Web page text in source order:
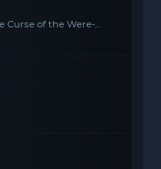
Curse of the Were-